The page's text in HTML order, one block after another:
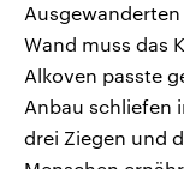
Wand muss das
Alkoven passte
Anbau schliefen
drei Ziegen und